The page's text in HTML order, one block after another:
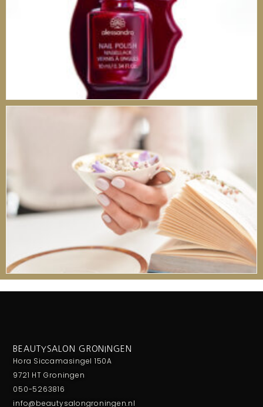
BEAUTYSALON GRONINGEN
Hora Siccamasingel 150A
9721 HT Groningen
050-5263816
info@beautysalongroningen.nl